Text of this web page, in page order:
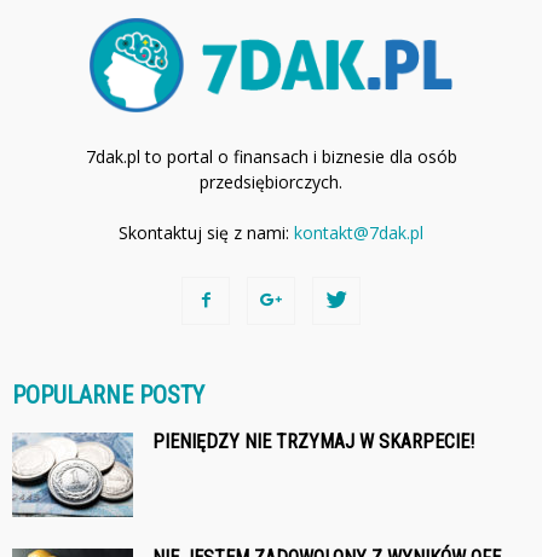
7dak.pl to portal o finansach i biznesie dla osób
przedsiębiorczych.
Skontaktuj się z nami: kontakt@7dak.pl
POPULARNE POSTY
PIENIĘDZY NIE TRZYMAJ W SKARPECIE!